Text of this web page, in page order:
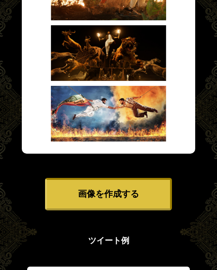
画像を作成する
ツイート例